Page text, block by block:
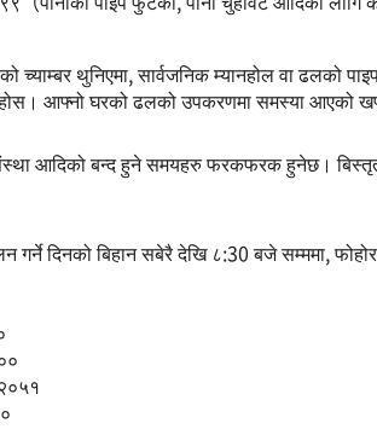
च्याम्बर थुनिएमा, सार्वजनिक म्यानहोल वा ढलको
आफ्नो घरको ढलको उपकरणमा समस्या आएको
आदिको बन्द हुने समयहरु फरकफरक हुनेछ। बिस्तृत
गर्ने दिनको बिहान सबेरै देखि ८:30 बजे सम्ममा,